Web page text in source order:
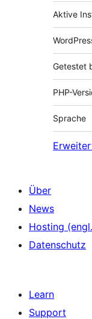
Aktive
Getestet
PHP-
Sprache
Über
News
Hosting
Datenschutz
Learn
Support